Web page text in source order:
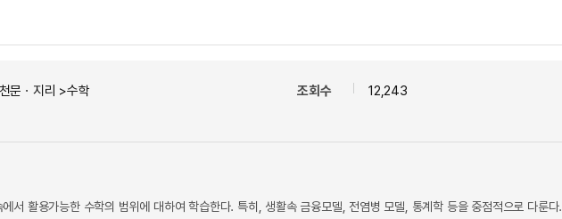
문ㆍ지리 >수학
조회수 12,243
에서 활용가능한 수학의 범위에 대하여 학습한다. 특히, 생활속 금융모델, 전염병 모델, 통계학 등을 중점적으로 다룬다.